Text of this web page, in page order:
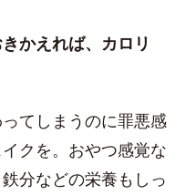
かえれば、カロリ
てしまうのに罪悪感
クを。おやつ感覚な
分などの栄養もしっ